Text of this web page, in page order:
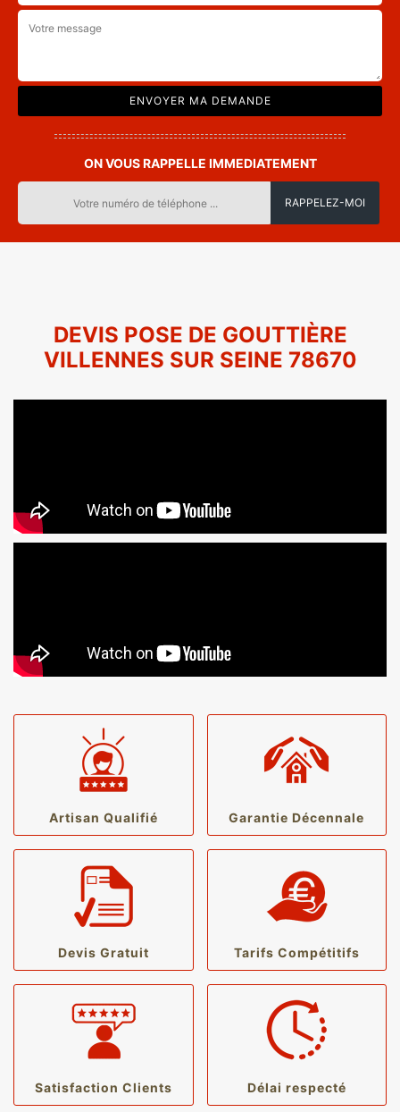
ON VOUS RAPPELLE IMMEDIATEMENT
DEVIS POSE DE GOUTTIÈRE
VILLENNES SUR SEINE 78670
Artisan Qualifié Garantie Décennale
Devis Gratuit Tarifs Compétitifs
Satisfaction Clients Délai respecté